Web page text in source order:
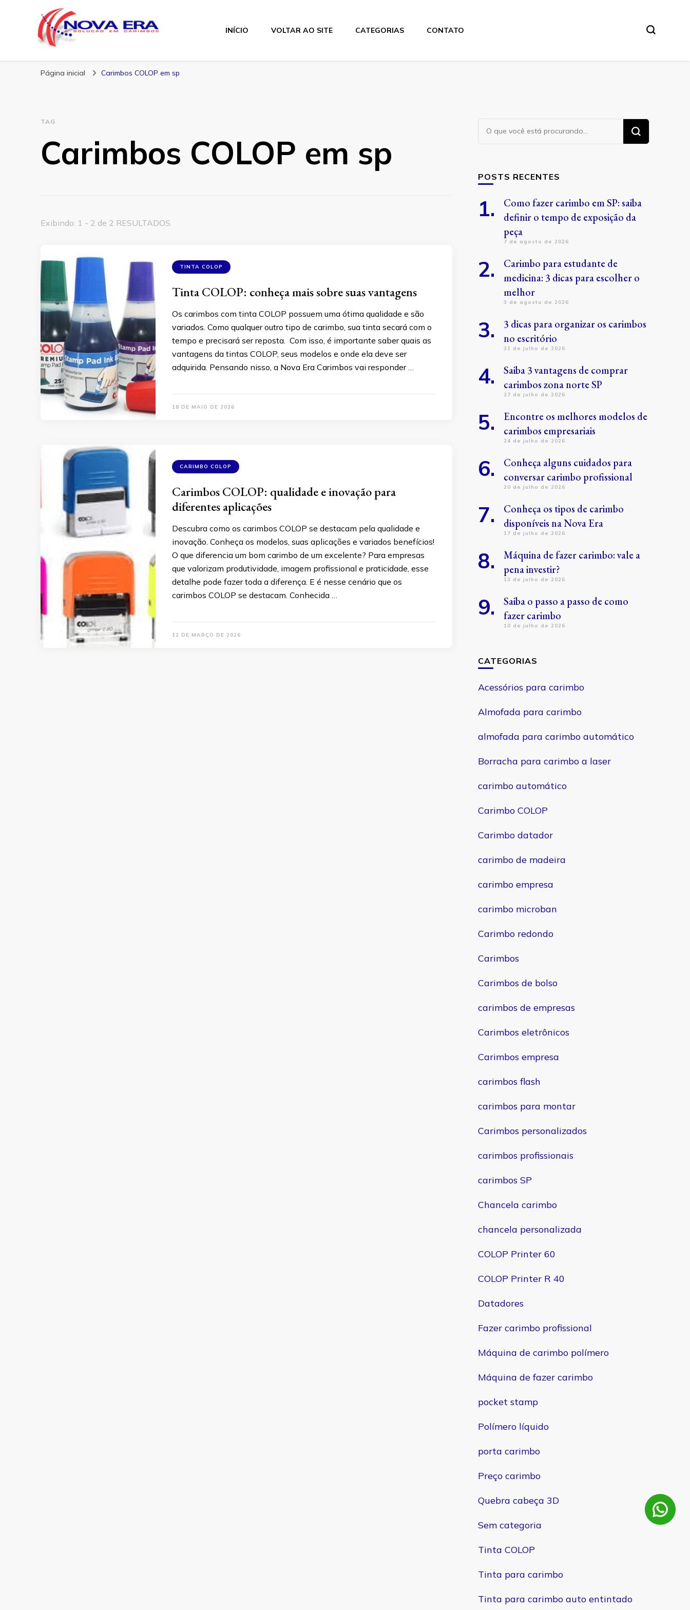
Nova Era Carimbos
INÍCIO VOLTAR AO SITE CATEGORIAS CONTATO
Página inicial Carimbos COLOP em sp
TAG
Carimbos COLOP em sp
Exibindo: 1 - 2 de 2 RESULTADOS
TINTA COLOP
Tinta COLOP: conheça mais sobre suas vantagens
Os carimbos com tinta COLOP possuem uma ótima qualidade e são
variados. Como qualquer outro tipo de carimbo, sua tinta secará com o
tempo e precisará ser reposta. Com isso, é importante saber quais as
vantagens da tintas COLOP, seus modelos e onde ela deve ser
adquirida. Pensando nisso, a Nova Era Carimbos vai responder …
18 DE MAIO DE 2026
CARIMBO COLOP
Carimbos COLOP: qualidade e inovação para
diferentes aplicações
Descubra como os carimbos COLOP se destacam pela qualidade e
inovação. Conheça os modelos, suas aplicações e variados benefícios!
O que diferencia um bom carimbo de um excelente? Para empresas
que valorizam produtividade, imagem profissional e praticidade, esse
detalhe pode fazer toda a diferença. E é nesse cenário que os
carimbos COLOP se destacam. Conhecida …
12 DE MARÇO DE 2026
Procurando
algo?
POSTS RECENTES
Como fazer carimbo em SP: saiba
definir o tempo de exposição da
peça
7 de agosto de 2026
Carimbo para estudante de
medicina: 3 dicas para escolher o
melhor
3 de agosto de 2026
3 dicas para organizar os carimbos
no escritório
31 de julho de 2026
Saiba 3 vantagens de comprar
carimbos zona norte SP
27 de julho de 2026
Encontre os melhores modelos de
carimbos empresariais
24 de julho de 2026
Conheça alguns cuidados para
conversar carimbo profissional
20 de julho de 2026
Conheça os tipos de carimbo
disponíveis na Nova Era
17 de julho de 2026
Máquina de fazer carimbo: vale a
pena investir?
13 de julho de 2026
Saiba o passo a passo de como
fazer carimbo
10 de julho de 2026
CATEGORIAS
Acessórios para carimbo
Almofada para carimbo
almofada para carimbo automático
Borracha para carimbo a laser
carimbo automático
Carimbo COLOP
Carimbo datador
carimbo de madeira
carimbo empresa
carimbo microban
Carimbo redondo
Carimbos
Carimbos de bolso
carimbos de empresas
Carimbos eletrônicos
Carimbos empresa
carimbos flash
carimbos para montar
Carimbos personalizados
carimbos profissionais
carimbos SP
Chancela carimbo
chancela personalizada
COLOP Printer 60
COLOP Printer R 40
Datadores
Fazer carimbo profissional
Máquina de carimbo polímero
Máquina de fazer carimbo
pocket stamp
Polímero líquido
porta carimbo
Preço carimbo
Quebra cabeça 3D
Sem categoria
Tinta COLOP
Tinta para carimbo
Tinta para carimbo auto entintado